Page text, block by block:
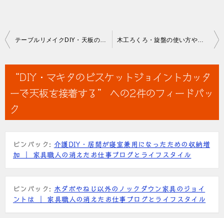
投
ー
テーブルリメイクDIY・天板の下に引き出しを付ける方法 木工ろくろ・旋盤の使い方や木の器の作り方を学ぶ
“DIY・マキタのビスケットジョイントカッタ
ーで天板を接着する” への2件のフィードバッ
ク
ピンバック: 介護DIY・居間が寝室兼用になったための収納増
加 ｜ 家具職人の消えたお仕事ブログとライフスタイル
ピンバック: 木ダボやねじ以外のノックダウン家具のジョイ
ントは ｜ 家具職人の消えたお仕事ブログとライフスタイル